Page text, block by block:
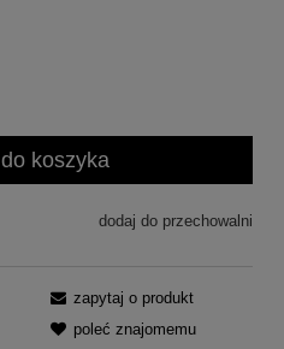
do koszyka
dodaj do przechowalni
zapytaj o produkt
poleć znajomemu